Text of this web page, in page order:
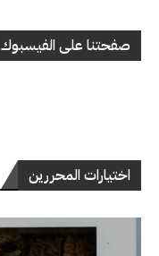
صفحتنا على الفيسبوك
اختيارات المحررين